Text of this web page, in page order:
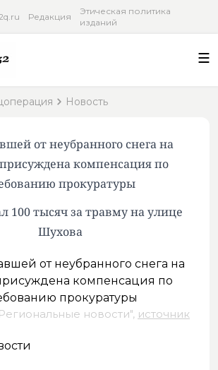
Редакция
Этическая политика
изданий
Новость
от неубранного снега на
компенсация по
прокуратуры
100 тысяч за травму на улице
Шухова
новости", источник